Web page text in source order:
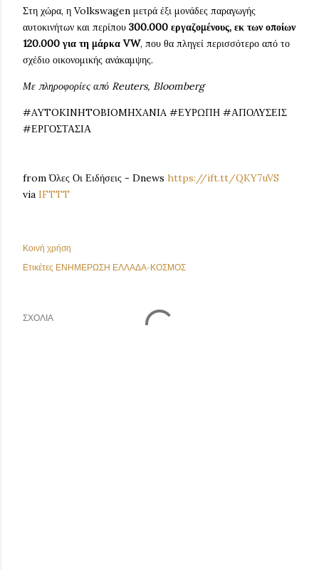
Στη χώρα, η Volkswagen μετρά έξι μονάδες παραγωγής
αυτοκινήτων και περίπου 300.000 εργαζομένους, εκ των οποίων
120.000 για τη μάρκα VW, που θα πληγεί περισσότερο από το
σχέδιο οικονομικής ανάκαμψης.
Με πληροφορίες από Reuters, Bloomberg
#AYTOKINHTOBIOMHXANIA #ΕΥΡΩΠΗ #ΑΠΟΛΥΣΕΙΣ
#ΕΡΓΟΣΤΑΣΙΑ
from Όλες Οι Ειδήσεις - Dnews https://ift.tt/QKY7uVS
via IFTTT
Κοινή χρήση
Ετικέτες ΕΝΗΜΕΡΩΣΗ ΕΛΛΑΔΑ-ΚΟΣΜΟΣ
ΣΧΌΛΙΑ